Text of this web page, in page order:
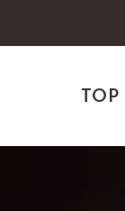
TOP